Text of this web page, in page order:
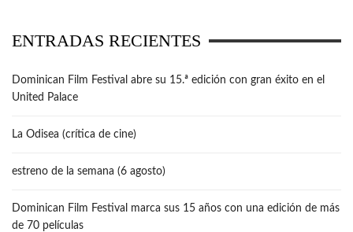
ENTRADAS RECIENTES
Dominican Film Festival abre su 15.ª edición con gran éxito en el
United Palace
La Odisea (crítica de cine)
estreno de la semana (6 agosto)
Dominican Film Festival marca sus 15 años con una edición de más
de 70 películas